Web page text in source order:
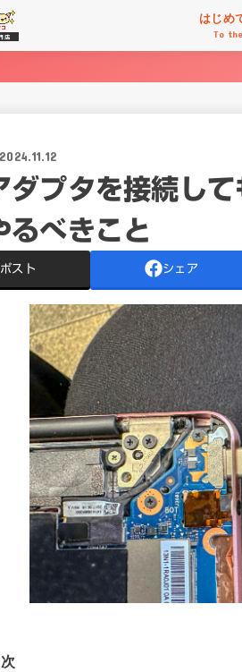
はじめ
To
2024.11.12
ダプタを接続し
るべきこと
ポスト シェア